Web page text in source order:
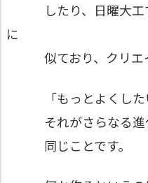
したり、日曜大工で
に
似ており、クリエイ
「もっとよくしたい
それがさらなる進化
同じことです。